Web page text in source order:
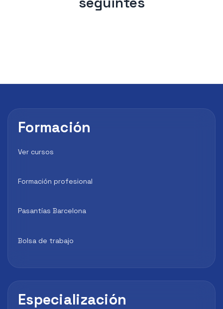
Formación
Ver cursos
Formación profesional
Pasantías Barcelona
Bolsa de trabajo
Especialización